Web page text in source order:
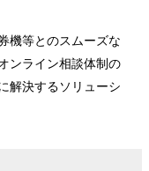
機等とのスムーズな
ンライン相談体制の
解決するソリューシ